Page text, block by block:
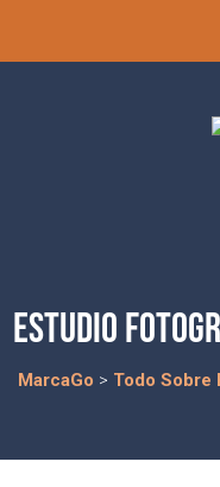
ESTUDIO
MarcaGo > Todo Sobre